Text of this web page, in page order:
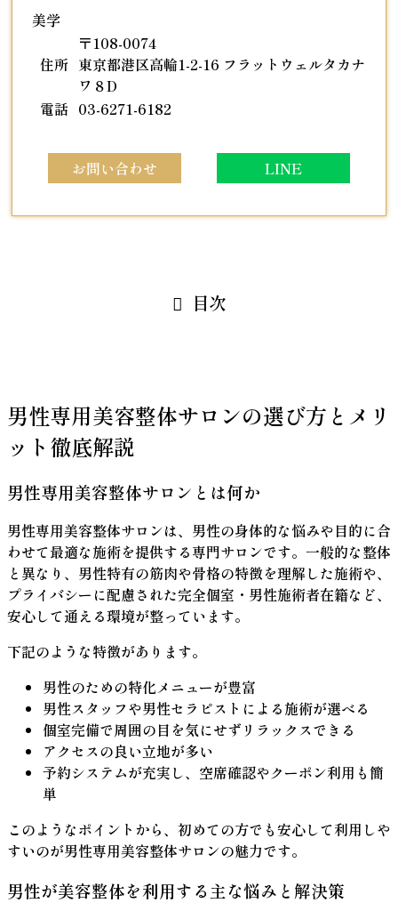
美学
住所
〒108-0074
東京都港区高輪1-2-16 フラットウェルタカナ
ワ８D
電話 03-6271-6182
お問い合わせ LINE
目次
男性専用美容整体サロンの選び方とメリ
ット徹底解説
男性専用美容整体サロンとは何か
男性専用美容整体サロンは、男性の身体的な悩みや目的に合
わせて最適な施術を提供する専門サロンです。一般的な整体
と異なり、男性特有の筋肉や骨格の特徴を理解した施術や、
プライバシーに配慮された完全個室・男性施術者在籍など、
安心して通える環境が整っています。
下記のような特徴があります。
男性のための特化メニューが豊富
男性スタッフや男性セラピスト による施術が選べる
個室完備で周囲の目を気にせずリラックスできる
アクセスの良い立地が多い
予約システムが充実し、空席確認やクーポン利用も簡
単
このようなポイントから、初めての方でも安心して利用しや
すいのが男性専用美容整体サロンの魅力です。
男性が美容整体を利用する主な悩みと解決策